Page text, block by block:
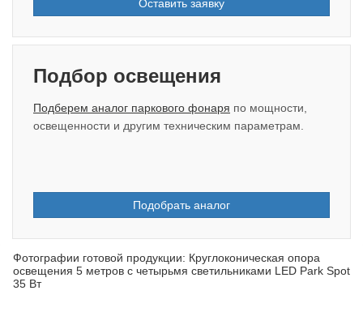
Оставить заявку
Подбор освещения
Подберем аналог паркового фонаря по мощности,
освещенности и другим техническим параметрам.
Подобрать аналог
Фотографии готовой продукции: Круглоконическая опора
освещения 5 метров с четырьмя светильниками LED Park Spot
35 Вт